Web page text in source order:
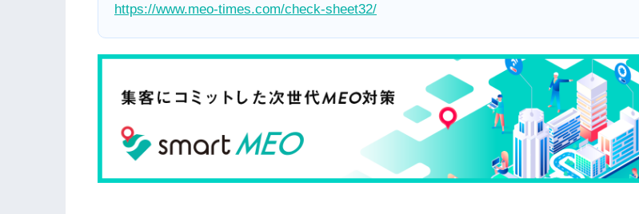
https://www.meo-times.com/check-sheet32/